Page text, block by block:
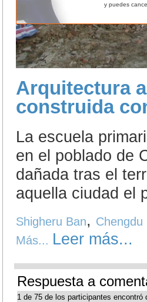
Arquitectura
construida
La escuela
en el poblado de
dañada tras el
aquella ciudad el
Shigheru Ban, Chengdu
Más... Leer más...
Respuesta a
1 de 75 de los participantes
y puedes